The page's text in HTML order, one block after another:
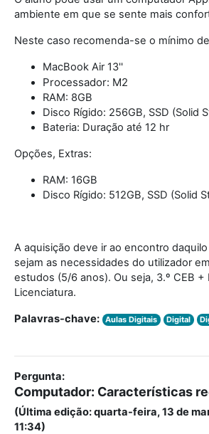
ambiente em que se sente mais
Neste caso recomenda-se o mínimo
MacBook Air 13''
Processador: M2
RAM: 8GB
Disco Rígido: 256GB, SSD (Solid
Bateria: Duração até 12 hr
Opções, Extras:
RAM: 16GB
Disco Rígido: 512GB, SSD (Solid
A aquisição deve ir ao encontro
sejam as necessidades do utilizador
estudos (5/6 anos). Ou seja, 3.º CEB +
Licenciatura.
Palavras-chave: Aulas Digitais Digital
Pergunta:
Computador: Características
(Última edição: quarta-feira, 13 de
11:34)